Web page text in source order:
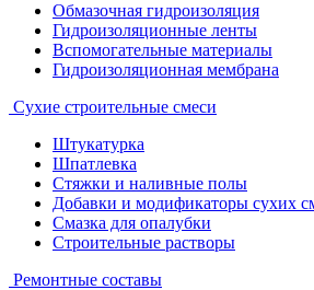
Обмазочная гидроизоляция
Гидроизоляционные ленты
Вспомогательные материалы
Гидроизоляционная мембрана
Сухие строительные смеси
Штукатурка
Шпатлевка
Стяжки и наливные полы
Добавки и модификаторы сухих
Смазка для опалубки
Строительные растворы
Ремонтные составы